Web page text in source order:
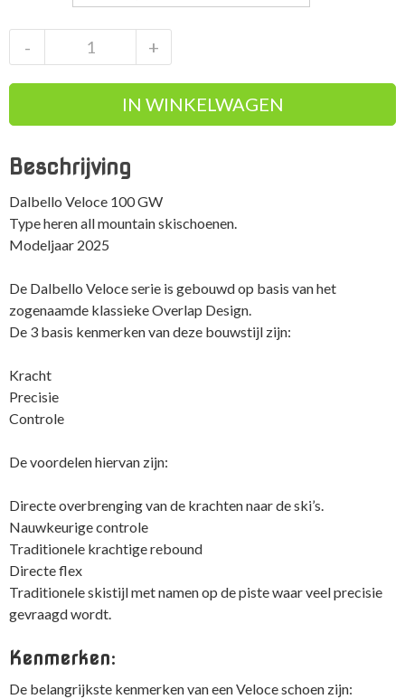
Dalbello
100
sportieve
skischoen
aantal
+
-
IN WINKELWAGEN
Beschrijving
Dalbello Veloce 100 GW
Type heren all mountain skischoenen.
Modeljaar 2025
De Dalbello Veloce serie is gebouwd op basis van het
zogenaamde klassieke Overlap Design.
De 3 basis kenmerken van deze bouwstijl zijn:
Kracht
Precisie
Controle
De voordelen hiervan zijn:
Directe overbrenging van de krachten naar de ski’s.
Nauwkeurige controle
Traditionele krachtige rebound
Directe flex
Traditionele skistijl met namen op de piste waar veel precisie
gevraagd wordt.
Kenmerken:
De belangrijkste kenmerken van een Veloce schoen zijn: